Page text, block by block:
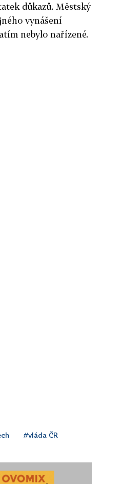
důkazů. Městský
vynášení
nebylo nařízené.
#vláda ČR